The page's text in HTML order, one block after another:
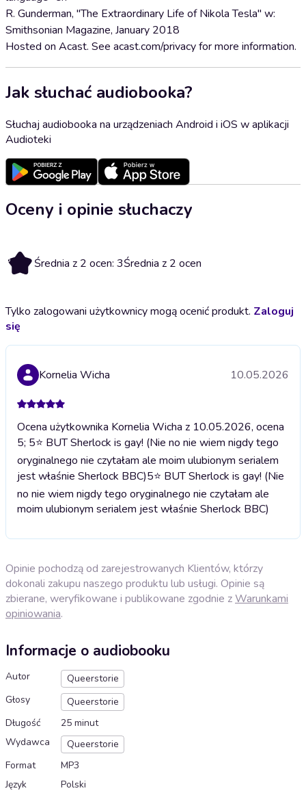
R. Gunderman, "The Extraordinary Life of Nikola Tesla" w:
Smithsonian Magazine, January 2018
Hosted on Acast. See acast.com/privacy for more information.
Jak słuchać audiobooka?
Słuchaj audiobooka na urządzeniach Android i iOS w aplikacji
Audioteki
Oceny i opinie słuchaczy
3 Średnia z 2 ocen: 3Średnia z 2 ocen
Tylko zalogowani użytkownicy mogą ocenić produkt. Zaloguj
się
Kornelia Wicha 10.05.2026
Ocena użytkownika Kornelia Wicha z 10.05.2026, ocena
5; 5⭐ BUT Sherlock is gay! (Nie no nie wiem nigdy tego
oryginalnego nie czytałam ale moim ulubionym serialem
jest właśnie Sherlock BBC)5⭐ BUT Sherlock is gay! (Nie
no nie wiem nigdy tego oryginalnego nie czytałam ale
moim ulubionym serialem jest właśnie Sherlock BBC)
Opinie pochodzą od zarejestrowanych Klientów, którzy
dokonali zakupu naszego produktu lub usługi. Opinie są
zbierane, weryfikowane i publikowane zgodnie zWarunkami
opiniowania.
Informacje o audiobooku
Autor
Queerstorie
Głosy
Queerstorie
Długość
25 minut
Wydawca
Queerstorie
Format
MP3
Język
Polski